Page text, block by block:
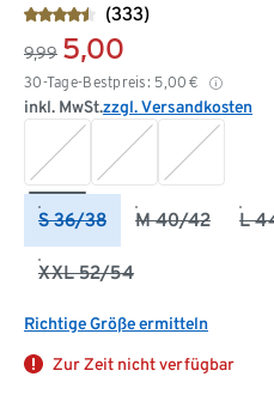
(333)
9,99 5,00
30-Tage-Bestpreis: 5,00 €
inkl. MwSt.zzgl. Versandkosten
S 36/38 M 40/42 L
XXL 52/54
Richtige Größe ermitteln
Zur Zeit nicht verfügbar